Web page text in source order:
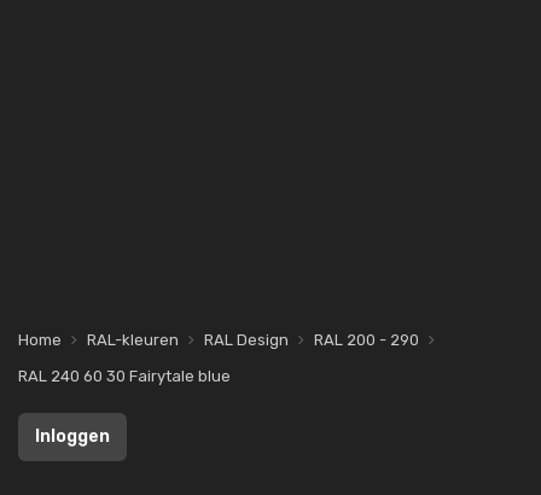
Home RAL-kleuren RAL Design
RAL 200 - 290
RAL 240 60 30 Fairytale blue
Inloggen